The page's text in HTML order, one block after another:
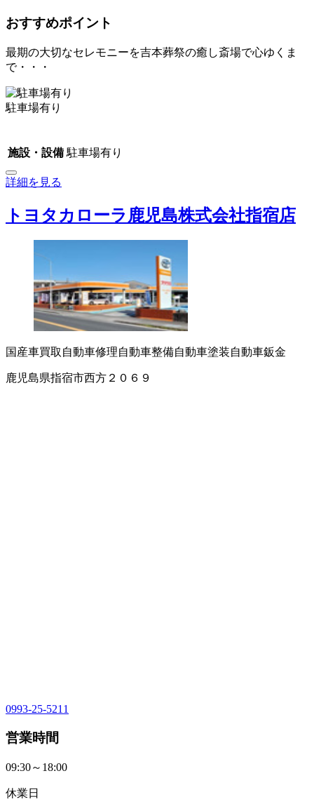
おすすめポイント
最期の大切なセレモニーを吉本葬祭の癒し斎場で心ゆくま
で・・・
駐車場有り
施設・設備 駐車場有り
詳細を見る
トヨタカローラ鹿児島株式会社指宿店
国産車買取 自動車修理自動車整備自動車塗装自動車鈑金
鹿児島県指宿市西方２０６９
0993-25-5211
営業時間
09:30～18:00
休業日